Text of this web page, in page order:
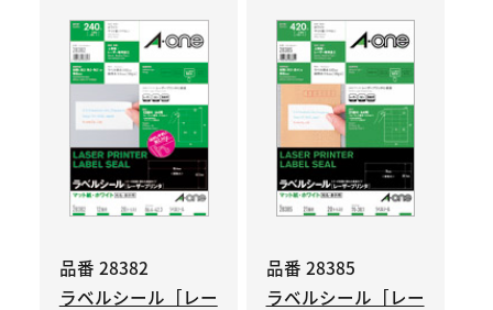
品番 28382
ラベルシール［レー
品番 28385
ラベルシール［レー